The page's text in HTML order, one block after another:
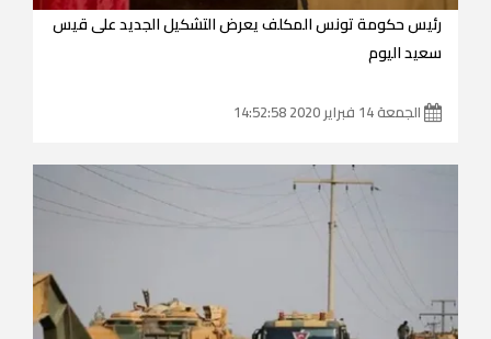
رئيس حكومة تونس المكلف يعرض التشكيل الجديد على قيس
سعيد اليوم
الجمعة 14 فبراير 2020 14:52:58